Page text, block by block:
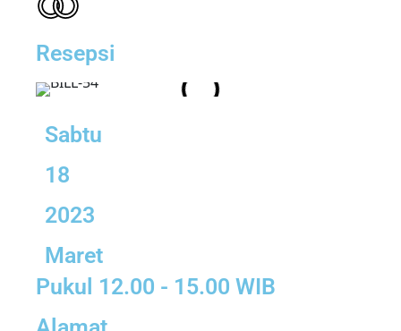
Resepsi
Sabtu
18
2023
Maret
Pukul 12.00 - 15.00 WIB